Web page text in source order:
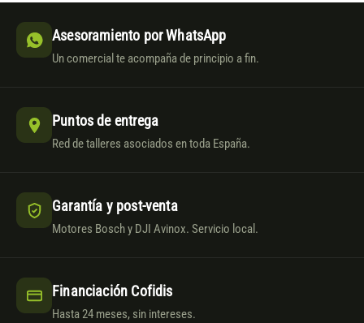
Asesoramiento por WhatsApp
Un comercial te acompaña de principio a fin.
Puntos de entrega
Red de talleres asociados en toda España.
Garantía y post-venta
Motores Bosch y DJI Avinox. Servicio local.
Financiación Cofidis
Hasta 24 meses, sin intereses.